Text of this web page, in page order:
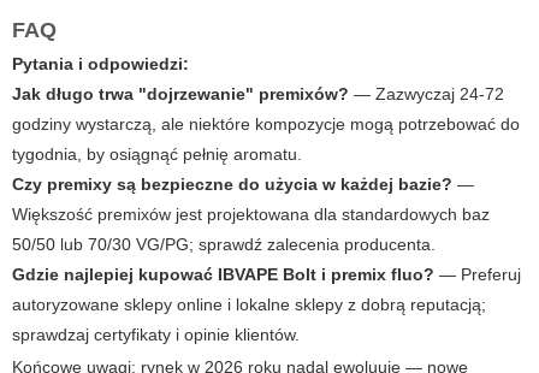
FAQ
Pytania i odpowiedzi:
Jak długo trwa "dojrzewanie" premixów? — Zazwyczaj 24-72
godziny wystarczą, ale niektóre kompozycje mogą potrzebować do
tygodnia, by osiągnąć pełnię aromatu.
Czy premixy są bezpieczne do użycia w każdej bazie? —
Większość premixów jest projektowana dla standardowych baz
50/50 lub 70/30 VG/PG; sprawdź zalecenia producenta.
Gdzie najlepiej kupować IBVAPE Bolt i premix fluo? — Preferuj
autoryzowane sklepy online i lokalne sklepy z dobrą reputacją;
sprawdzaj certyfikaty i opinie klientów.
Końcowe uwagi: rynek w 2026 roku nadal ewoluuje — nowe